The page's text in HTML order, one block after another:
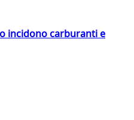
incidono carburanti e